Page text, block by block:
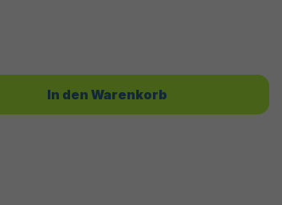
benutze die Schaltflächen um die Anzahl zu erhöhen
In den Warenkorb